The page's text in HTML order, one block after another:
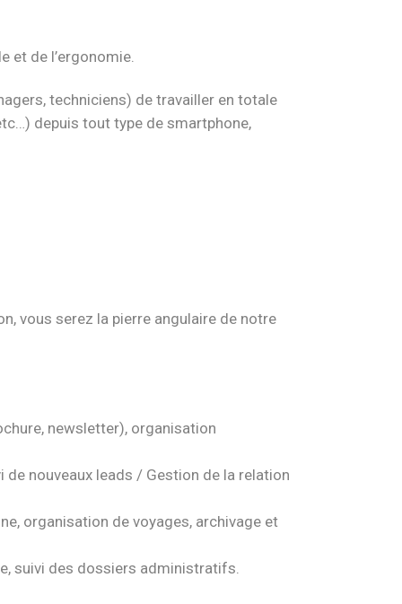
et de l’ergonomie.
techniciens) de travailler en totale
depuis tout type de smartphone,
vous serez la pierre angulaire de notre
newsletter), organisation
nouveaux leads / Gestion de la relation
organisation de voyages, archivage et
suivi des dossiers administratifs.